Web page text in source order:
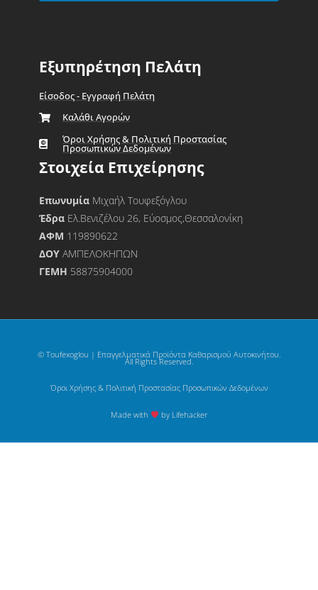
Εξυπηρέτηση Πελάτη
Είσοδος - Εγγραφή Πελάτη
Καλάθι Αγορών
Όροι Χρήσης & Πολιτική Προστασίας
Προσωπικών Δεδομένων
Στοιχεία Επιχείρησης
Επωνυμία Μιχαήλ Τουφεξόγλου
Έδρα Ελ.Βενιζέλου 26, Εύοσμος,Θεσσαλονίκη
ΑΦΜ 119890622
ΔΟΥΑΜΠΕΛΟΚΗΠΩΝ
ΓΕΜΗ 58875904000
© Toufexoglou | Επαγγελματικά Προϊόντα Καθαρισμού Αυτοκινήτου.
All Rights Reserved.
Όροι Χρήσης & Πολιτική Προστασίας Προσωπικών Δεδομένων
Made with by Lifehacker